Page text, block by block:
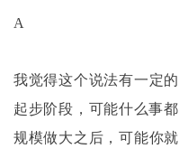
A
我觉得这个说法有一定
起步阶段，可能什么事
规模做大之后，可能你